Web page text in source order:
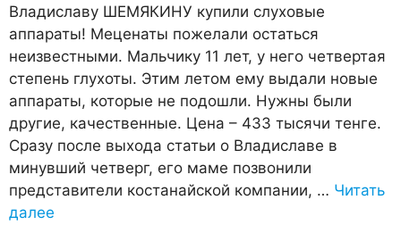
Владиславу ШЕМЯКИНУ купили слуховые
аппараты! Меценаты пожелали остаться
неизвестными. Мальчику 11 лет, у него четвертая
степень глухоты. Этим летом ему выдали новые
аппараты, которые не подошли. Нужны были
другие, качественные. Цена – 433 тысячи тенге.
Сразу после выхода статьи о Владиславе в
минувший четверг, его маме позвонили
представители костанайской компании, … Читать
далее